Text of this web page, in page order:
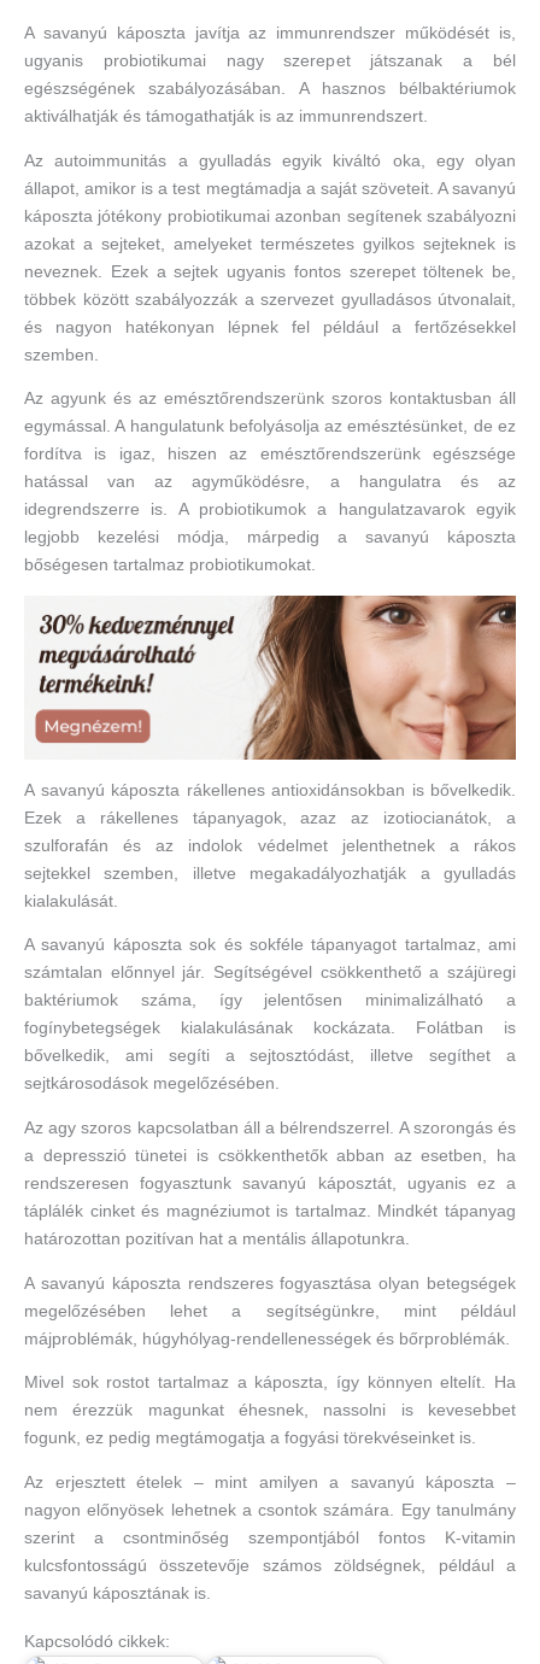
A savanyú káposzta javítja az immunrendszer működését is,
ugyanis probiotikumai nagy szerepet játszanak a bél
egészségének szabályozásában. A hasznos bélbaktériumok
aktiválhatják és támogathatják is az immunrendszert.
Az autoimmunitás a gyulladás egyik kiváltó oka, egy olyan
állapot, amikor is a test megtámadja a saját szöveteit. A savanyú
káposzta jótékony probiotikumai azonban segítenek szabályozni
azokat a sejteket, amelyeket természetes gyilkos sejteknek is
neveznek. Ezek a sejtek ugyanis fontos szerepet töltenek be,
többek között szabályozzák a szervezet gyulladásos útvonalait,
és nagyon hatékonyan lépnek fel például a fertőzésekkel
szemben.
Az agyunk és az emésztőrendszerünk szoros kontaktusban áll
egymással. A hangulatunk befolyásolja az emésztésünket, de ez
fordítva is igaz, hiszen az emésztőrendszerünk egészsége
hatással van az agyműködésre, a hangulatra és az
idegrendszerre is. A probiotikumok a hangulatzavarok egyik
legjobb kezelési módja, márpedig a savanyú káposzta
bőségesen tartalmaz probiotikumokat.
A savanyú káposzta rákellenes antioxidánsokban is bővelkedik.
Ezek a rákellenes tápanyagok, azaz az izotiocianátok, a
szulforafán és az indolok védelmet jelenthetnek a rákos
sejtekkel szemben, illetve megakadályozhatják a gyulladás
kialakulását.
A savanyú káposzta sok és sokféle tápanyagot tartalmaz, ami
számtalan előnnyel jár. Segítségével csökkenthető a szájüregi
baktériumok száma, így jelentősen minimalizálható a
fogínybetegségek kialakulásának kockázata. Folátban is
bővelkedik, ami segíti a sejtosztódást, illetve segíthet a
sejtkárosodások megelőzésében.
Az agy szoros kapcsolatban áll a bélrendszerrel. A szorongás és
a depresszió tünetei is csökkenthetők abban az esetben, ha
rendszeresen fogyasztunk savanyú káposztát, ugyanis ez a
táplálék cinket és magnéziumot is tartalmaz. Mindkét tápanyag
határozottan pozitívan hat a mentális állapotunkra.
A savanyú káposzta rendszeres fogyasztása olyan betegségek
megelőzésében lehet a segítségünkre, mint például
májproblémák, húgyhólyag-rendellenességek és bőrproblémák.
Mivel sok rostot tartalmaz a káposzta, így könnyen eltelít. Ha
nem érezzük magunkat éhesnek, nassolni is kevesebbet
fogunk, ez pedig megtámogatja a fogyási törekvéseinket is.
Az erjesztett ételek – mint amilyen a savanyú káposzta –
nagyon előnyösek lehetnek a csontok számára. Egy tanulmány
szerint a csontminőség szempontjából fontos K-vitamin
kulcsfontosságú összetevője számos zöldségnek, például a
savanyú káposztának is.
Kapcsolódó cikkek: